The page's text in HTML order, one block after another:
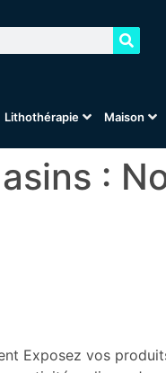
Lithothérapie Maison
:
Exposez vos